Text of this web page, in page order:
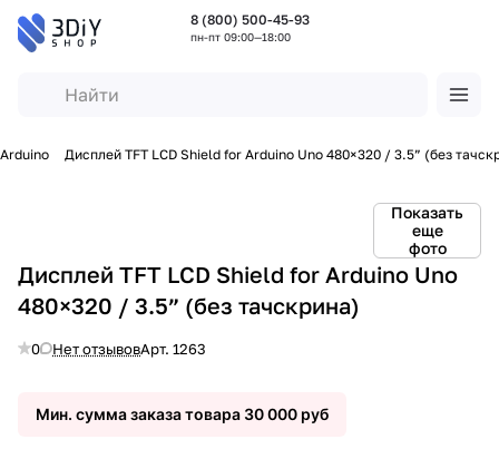
8 (800) 500-45-93
пн-пт 09:00—18:00
Дисплей TFT LCD Shield for Arduino Uno 480×320 / 3.5” (без
Показать
еще
фото
Дисплей TFT LCD Shield for Arduino Uno
480×320 / 3.5” (без тачскрина)
0 Нет отзывовАрт. 1263
Мин. сумма заказа товара 30 000 руб